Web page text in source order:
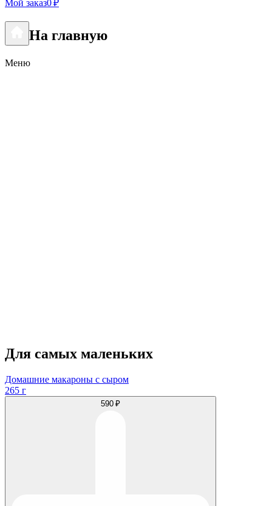
Мой заказ0 ₽
На главную
Меню
Для самых маленьких
Домашние макароны с сыром
265 г
590 ₽